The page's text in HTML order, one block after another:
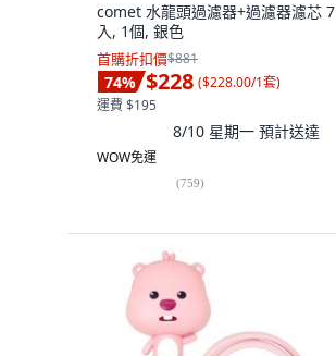
comet 水龍頭過濾器+過濾器濾芯 7
入, 1個, 銀色
首購折扣價$881
74% $228 ($228.00/1套)
運費 $195
8/10 星期一 預計送達
WOW免運
(759)